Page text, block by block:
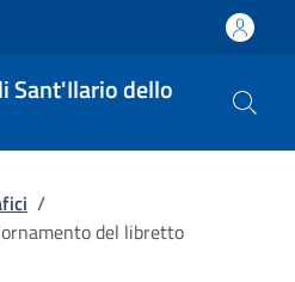
Sant'Ilario dello
/
del libretto